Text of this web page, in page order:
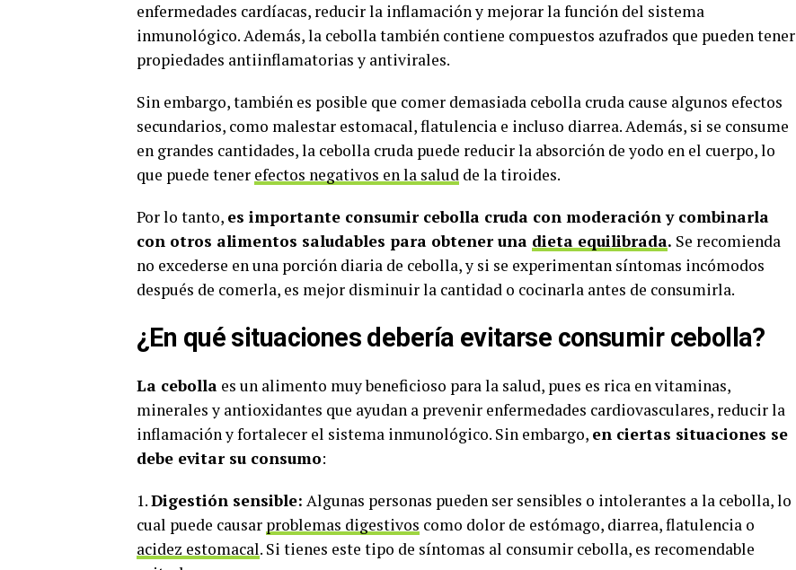
enfermedades cardíacas, reducir la inflamación y mejorar la función del sistema
inmunológico. Además, la cebolla también contiene compuestos azufrados que pueden tener
propiedades antiinflamatorias y antivirales.
Sin embargo, también es posible que comer demasiada cebolla cruda cause algunos efectos
secundarios, como malestar estomacal, flatulencia e incluso diarrea. Además, si se consume
en grandes cantidades, la cebolla cruda puede reducir la absorción de yodo en el cuerpo, lo
que puede tener efectos negativos en la salud de la tiroides.
Por lo tanto, es importante consumir cebolla cruda con moderación y combinarla
con otros alimentos saludables para obtener una dieta equilibrada. Se recomienda
no excederse en una porción diaria de cebolla, y si se experimentan síntomas incómodos
después de comerla, es mejor disminuir la cantidad o cocinarla antes de consumirla.
¿En qué situaciones debería evitarse consumir cebolla?
La cebolla es un alimento muy beneficioso para la salud, pues es rica en vitaminas,
minerales y antioxidantes que ayudan a prevenir enfermedades cardiovasculares, reducir la
inflamación y fortalecer el sistema inmunológico. Sin embargo, en ciertas situaciones se
debe evitar su consumo:
1.Digestión sensible: Algunas personas pueden ser sensibles o intolerantes a la cebolla, lo
cual puede causar problemas digestivos como dolor de estómago, diarrea, flatulencia o
acidez estomacal. Si tienes este tipo de síntomas al consumir cebolla, es recomendable